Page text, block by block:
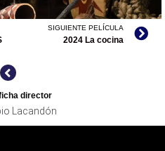
LANCANDÓN. CORTESÍA
SIGUIENTE PELÍCULA
2024 La cocina
director
Lacandón